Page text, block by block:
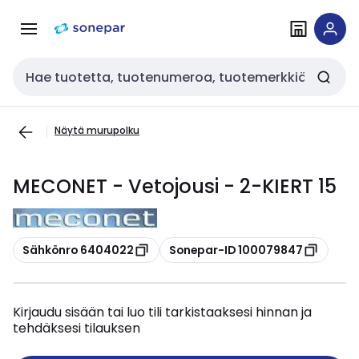
navigointiinsisältöön
Haku
Näytä murupolku
MECONET - Vetojousi - 2-KIERT 15
Kopioi
Sähkönro 6404022 Kopioi
Sonepar-ID 100079847
Kirjaudu sisään tai luo tili tarkistaaksesi hinnan ja
tehdäksesi tilauksen